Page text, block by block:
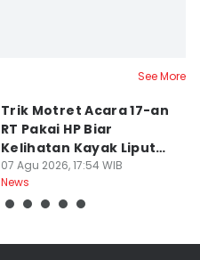
See More
Trik Motret Acara 17-an
RT Pakai HP Biar
Kelihatan Kayak Liputan
Festival Nasional
07 Agu 2026, 17:54 WIB
News